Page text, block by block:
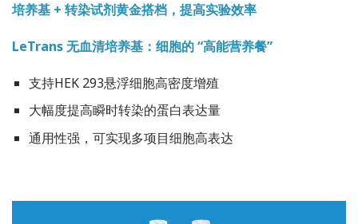
培养基 + 转染试剂黄金搭档，提高实验效率
LeTrans 无血清培养基：细胞的 “高能营养餐”
支持HEK 293悬浮细胞高密度增殖
大幅度提高瞬时转染的蛋白表达量
通用性强，可实现多项目细胞高表达